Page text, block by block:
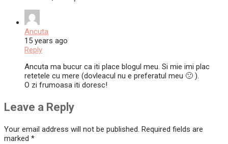
Ancuta
15 years ago
Reply
Ancuta ma bucur ca iti place blogul meu. Si mie imi plac
retetele cu mere (dovleacul nu e preferatul meu 🙁 ).
O zi frumoasa iti doresc!
Leave a Reply
Your email address will not be published. Required fields are
marked *